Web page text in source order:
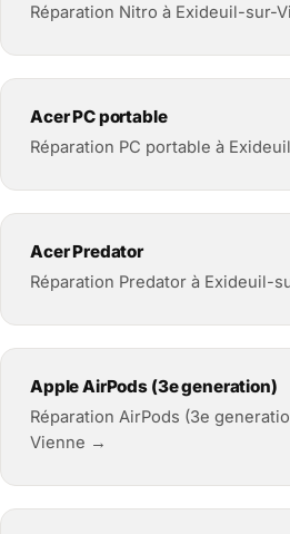
Réparation Nitro à Exideuil-sur-
Acer PC portable
Réparation PC portable à
Acer Predator
Réparation Predator à Exideuil-
Apple AirPods (3e generation)
Réparation AirPods (3e
Vienne →